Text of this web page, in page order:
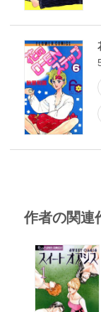
作者の関連